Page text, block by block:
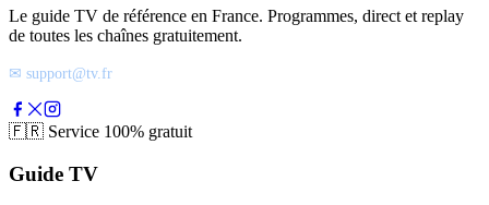
Le guide TV de référence en France. Programmes, direct et replay
de toutes les chaînes gratuitement.
✉ support@tv.fr
🇫🇷 Service 100% gratuit
Guide TV